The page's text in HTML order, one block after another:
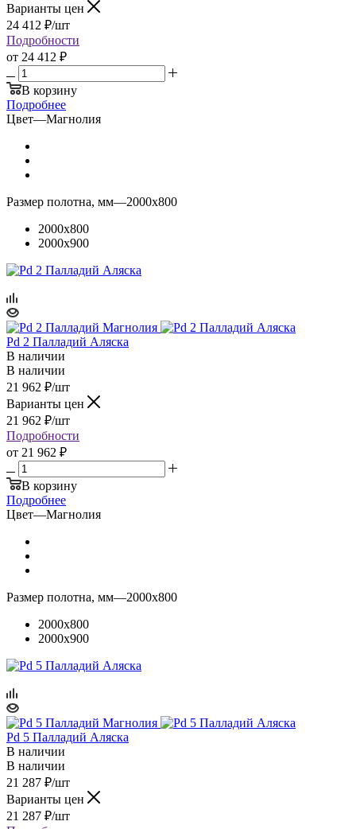
Варианты цен
24 412 ₽/шт
Подробности
от 24 412 ₽
В корзину
Подробнее
Цвет—Магнолия
Размер полотна, мм—2000x800
2000x800
2000x900
Pd 2 Палладий Аляска
В наличии
В наличии
21 962 ₽/шт
Варианты цен
21 962 ₽/шт
Подробности
от 21 962 ₽
В корзину
Подробнее
Цвет—Магнолия
Размер полотна, мм—2000x800
2000x800
2000x900
Pd 5 Палладий Аляска
В наличии
В наличии
21 287 ₽/шт
Варианты цен
21 287 ₽/шт